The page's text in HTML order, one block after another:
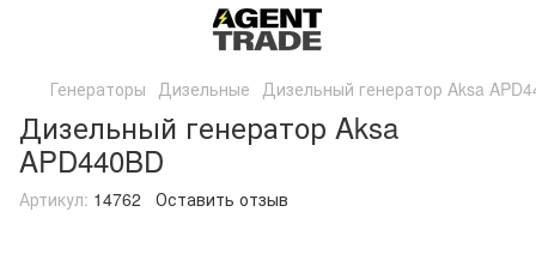
Генераторы Дизельные Дизельный генератор Aksa
Дизельный генератор Aksa
APD440BD
Артикул: 14762 Оставить отзыв